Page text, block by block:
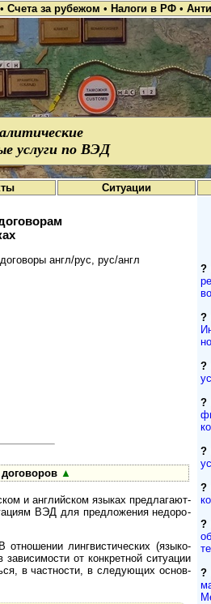
• Счета за рубежом • Налоги в РФ •
услуги по ВЭД
Ситуации
англ/рус, рус/англ
▲
и ан­г­лий­ском язы­ках пред­ла­га­ют­
ВЭД для пред­ло­же­ния не­до­ро­
отношении лин­г­вис­ти­чес­ких (язы­ко­
от конкретной ситуации
в част­нос­ти, в сле­ду­ю­щих ос­нов­
?
?
?
?
?
?
?
?